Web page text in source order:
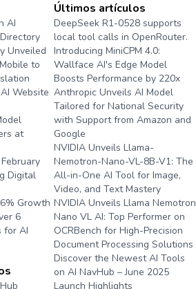
AI
Unveiled
to
Website
at
Digital
Growth
6
for AI
Últimos artículos
DeepSeek R1-0528 supports
local tool calls in OpenRouter.
Introducing MiniCPM 4.0:
Wallface AI's Edge Model
Boosts Performance by 220x
Anthropic Unveils AI Model
Tailored for National Security
with Support from Amazon and
Google
NVIDIA Unveils Llama-
Nemotron-Nano-VL-8B-V1: The
All-in-One AI Tool for Image,
Video, and Text Mastery
NVIDIA Unveils Llama Nemotron
Nano VL AI: Top Performer on
OCRBench for High-Precision
Document Processing Solutions
Discover the Newest AI Tools
on AI NavHub – June 2025
Launch Highlights